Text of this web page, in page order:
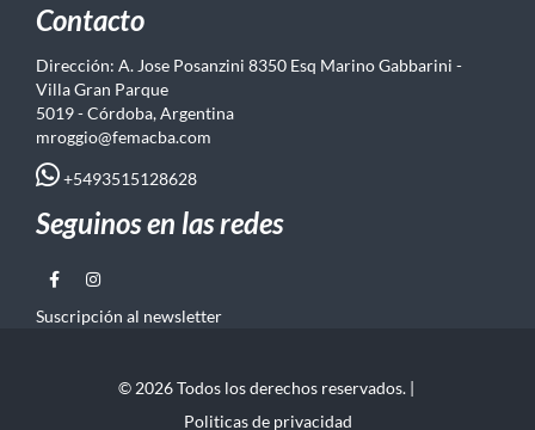
Contacto
Dirección: A. Jose Posanzini 8350 Esq Marino Gabbarini -
Villa Gran Parque
5019 - Córdoba, Argentina
mroggio@femacba.com
+5493515128628
Seguinos en las redes
Suscripción al newsletter
© 2026 Todos los derechos reservados. |
Politicas de privacidad